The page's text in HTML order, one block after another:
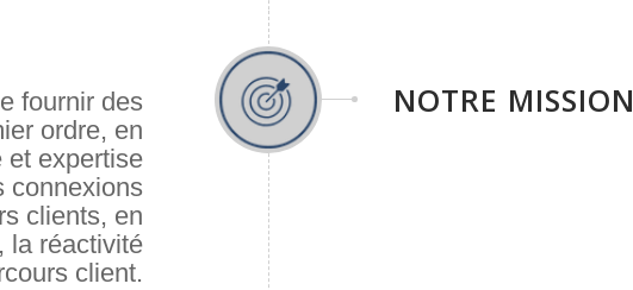
fournir des
ordre, en
et expertise
connexions
clients, en
la réactivité
client.
NOTRE MISSION